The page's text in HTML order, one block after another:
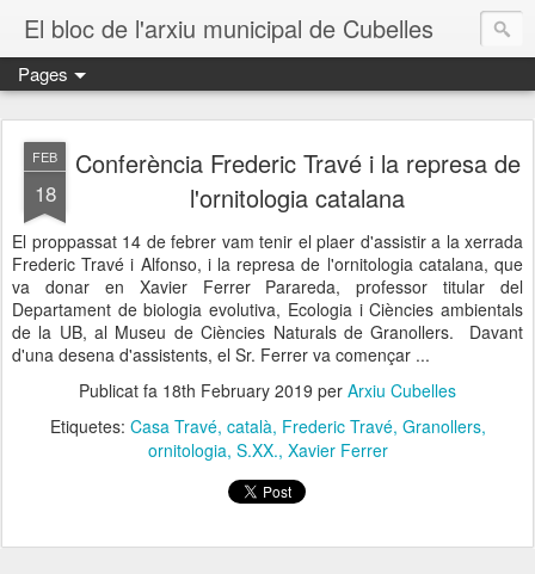
El bloc de l'arxiu municipal de Cubelles
Pages
FEB
18
Conferència Frederic Travé i la represa de
l'ornitologia catalana
El proppassat 14 de febrer vam tenir el plaer d'assistir a la xerrada
Frederic Travé i Alfonso, i la represa de l'ornitologia catalana, que
va donar en Xavier Ferrer Parareda, professor titular del
Departament de biologia evolutiva, Ecologia i Ciències ambientals
de la UB, al Museu de Ciències Naturals de Granollers. Davant
d'una desena d'assistents, el Sr. Ferrer va començar ...
Publicat fa 18th February 2019 per Arxiu Cubelles
Etiquetes: Casa Travé català Frederic Travé Granollers
ornitologia S.XX. Xavier Ferrer